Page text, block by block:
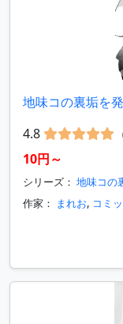
地味コの裏垢を
4.8
10円～
シリーズ： 地味コの
作家： まれお, コミ